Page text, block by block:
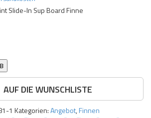
€.Slide-In Sup Board Finne
AUF DIE WUNSCHLISTE
1 Kategorien:Angebot,Finnen